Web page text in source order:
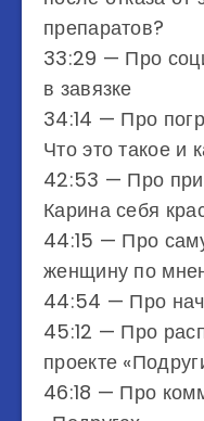
препаратов?
33:29​​​​​ — Про
в завязке
34:14​​​​​ — Про
Что это такое и
42:53​​​​​ — Про
Карина себя
44:15​​​​​ — Про
женщину по
44:54​​​​​ — Про
45:12​​​​​ — Про
проекте
46:18​​ — Про